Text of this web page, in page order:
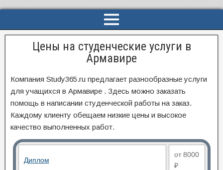
Цены на студенческие услуги в
Армавире
Компания Study365.ru предлагает разнообразные услуги
для учащихся в Армавире . Здесь можно заказать
помощь в написании студенческой работы на заказ.
Каждому клиенту обещаем низкие цены и высокое
качество выполненных работ.
Диплом
от 8000
₽